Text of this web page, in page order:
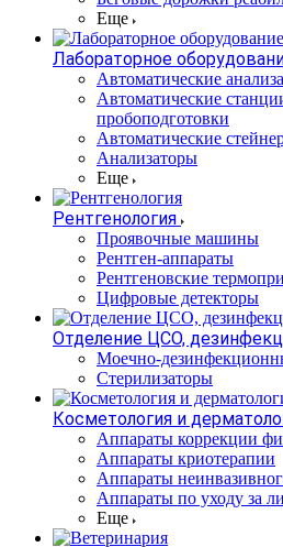
Еще
Лабораторное
Автоматические
Автоматические
пробоподготовки
Автоматические
Анализаторы
Еще
Рентгенология
Проявочные машины
Рентген-аппараты
Рентгеновские
Цифровые детекторы
Отделение ЦСО,
Моечно-
Стерилизаторы
Косметология и
Аппараты коррекции
Аппараты криотерапии
Аппараты
Аппараты по уходу за
Еще